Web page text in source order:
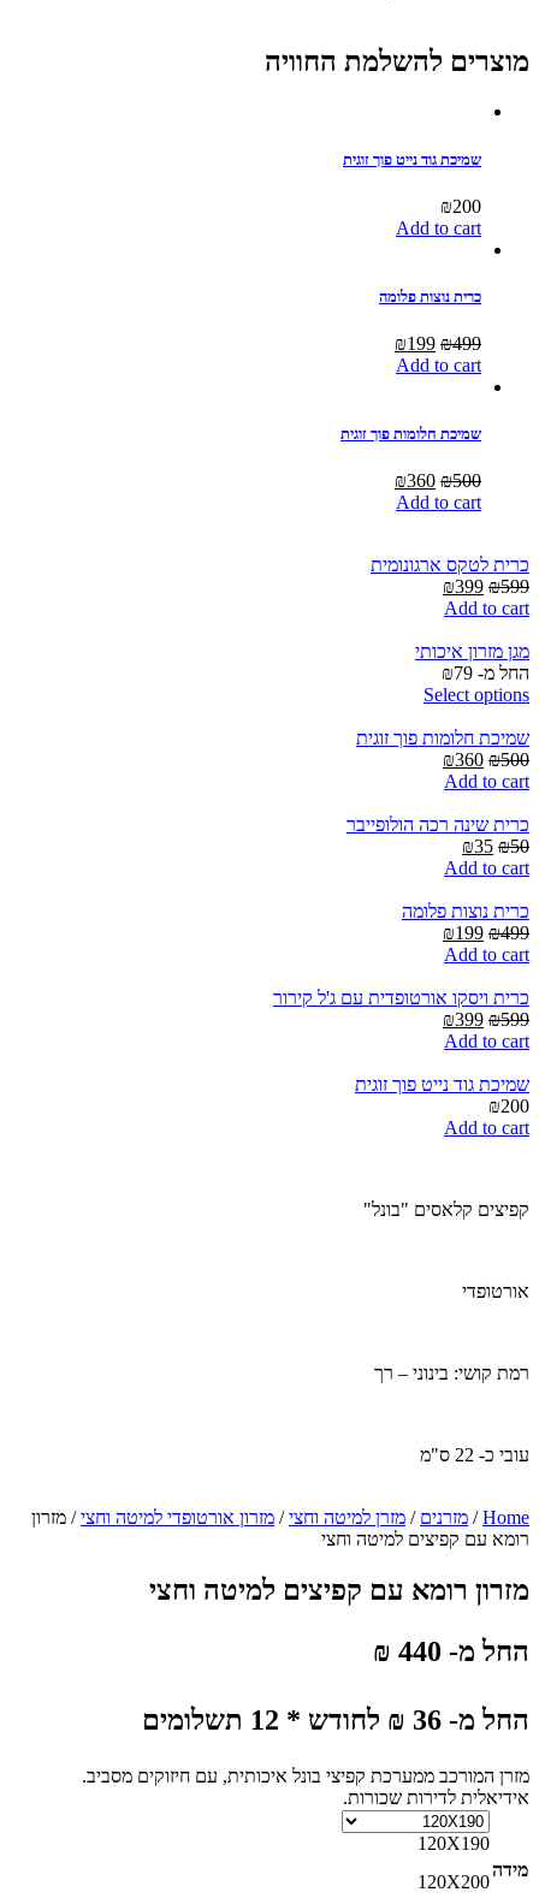
מוצרים להשלמת החוויה
שמיכת גוד נייט פוך זוגית
₪200
Add to cart
כרית נוצות פלומה
₪499
Original
price
₪199
Add to cart
שמיכת חלומות פוך זוגית
₪500
Original
price
₪360
Add to cart
כרית לטקס ארגונומית
₪599
Original
price
₪599.
₪399
₪399.
Add to cart
מגן מזרון איכותי
החל מ-
₪79
Select options
שמיכת חלומות פוך זוגית
₪500
Original
price
₪500.
₪360
₪360.
Add to cart
כרית שינה רכה הולופייבר
₪50
Original
price
₪50.
₪35
price
₪35.
Add to cart
כרית נוצות פלומה
₪499
Original
price
₪499.
₪199
₪199.
Add to cart
כרית ויסקו אורטופדית עם ג'ל קירור
₪599
Original
price
₪599.
₪399
₪399.
Add to cart
שמיכת גוד נייט פוך זוגית
₪200
Add to cart
קפיצים קלאסים "בונל"
אורטופדי
רמת קושי: בינוני – רך
עובי כ- 22 ס"מ
Home
/ מזרנים / מזרן למיטה וחצי/ מזרון אורטופדי למיטה וחצי/ מזרון
רומא עם קפיצים למיטה וחצי
מזרון רומא עם קפיצים למיטה וחצי
החל מ- 440 ₪
החל מ- 36 ₪ לחודש * 12 תשלומים
מזרן המורכב ממערכת קפיצי בונל איכותית, עם חיזוקים מסביב.
אידיאלית לדירות שכורות.
מידה
120X190
120X200